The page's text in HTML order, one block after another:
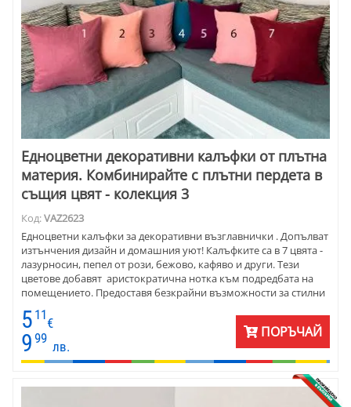
Едноцветни декоративни калъфки от плътна
материя. Комбинирайте с плътни пердета в
същия цвят - колекция 3
Код:VAZ2623
Едноцветни калъфки за декоративни възглавнички . Допълват
изтънчения дизайн и домашния уют! Калъфките са в 7 цвята -
лазурносин, пепел от рози, бежово, кафяво и други. Тези
цветове добавят аристократична нотка към подредбата на
помещението. Предоставя безкрайни възможности за стилни
комбинации. Декоративните калъфкит са с размери 45х45 см .
Перфектни са за всеки диван, стол или легло. Изработени са от
плат петек - полиестер . Материята е мека на допир и
издръжлива за дълготрайна употреба.
5 11
€
9 99
лв.
ПОРЪЧАЙ